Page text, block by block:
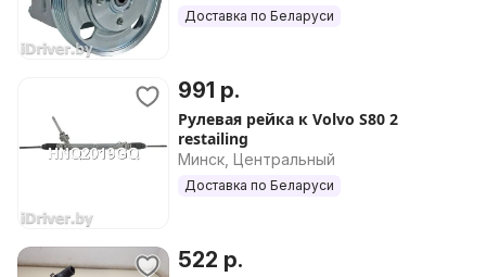
Доставка по Беларуси
991 р.
Рулевая рейка к Volvo S80 2
restailing
Минск, Центральный
Доставка по Беларуси
522 р.